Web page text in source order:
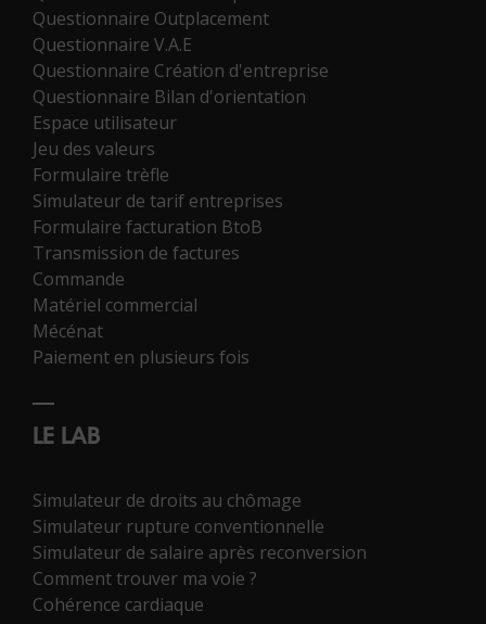
Questionnaire Outplacement
Questionnaire V.A.E
Questionnaire Création d'entreprise
Questionnaire Bilan d'orientation
Espace utilisateur
Jeu des valeurs
Formulaire trèfle
Simulateur de tarif entreprises
Formulaire facturation BtoB
Transmission de factures
Commande
Matériel commercial
Mécénat
Paiement en plusieurs fois
LE LAB
Simulateur de droits au chômage
Simulateur rupture conventionnelle
Simulateur de salaire après reconversion
Comment trouver ma voie ?
Cohérence cardiaque